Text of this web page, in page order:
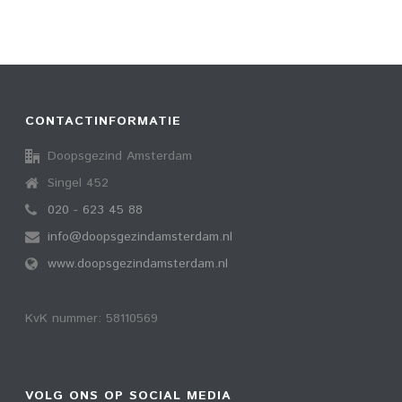
CONTACTINFORMATIE
Doopsgezind Amsterdam
Singel 452
020 - 623 45 88
info@doopsgezindamsterdam.nl
www.doopsgezindamsterdam.nl
KvK nummer: 58110569
VOLG ONS OP SOCIAL MEDIA